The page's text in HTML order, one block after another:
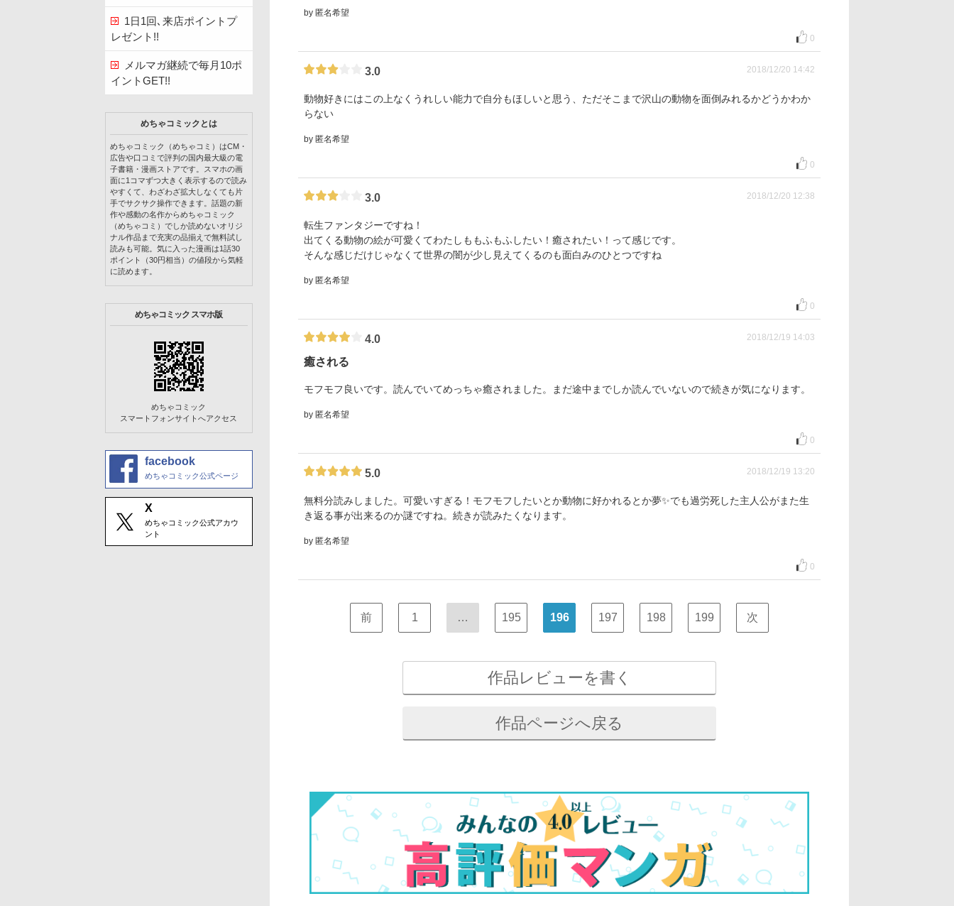
by 匿名希望
0
3.0 2018/12/20 14:42
動物好きにはこの上なくうれしい能力で自分もほしいと思う、ただそこまで沢山の動物を面倒みれるかどうかわか
らない
by 匿名希望
0
3.0 2018/12/20 12:38
転生ファンタジーですね！
出てくる動物の絵が可愛くてわたしももふもふしたい！癒されたい！って感じです。
そんな感じだけじゃなくて世界の闇が少し見えてくるのも面白みのひとつですね
by 匿名希望
0
4.0 2018/12/19 14:03
癒される
モフモフ良いです。読んでいてめっちゃ癒されました。まだ途中までしか読んでいないので続きが気になります。
by 匿名希望
0
5.0 2018/12/19 13:20
無料分読みしました。可愛いすぎる！モフモフしたいとか動物に好かれるとか夢✨でも過労死した主人公がまた生
き返る事が出来るのか謎ですね。続きが読みたくなります。
by 匿名希望
0
前 1 … 195 196 197 198 199 次
作品レビューを書く
作品ページへ戻る
1日1回､来店ポイントプ
レゼント!!
メルマガ継続で毎月10ポ
イントGET!!
めちゃコミックとは
めちゃコミック（めちゃコミ）はCM・
広告や口コミで評判の国内最大級の電
子書籍・漫画ストアです。スマホの画
面に1コマずつ大きく表示するので読み
やすくて、わざわざ拡大しなくても片
手でサクサク操作できます。話題の新
作や感動の名作からめちゃコミック
（めちゃコミ）でしか読めないオリジ
ナル作品まで充実の品揃えで無料試し
読みも可能。気に入った漫画は1話30
ポイント（30円相当）の値段から気軽
に読めます。
めちゃコミック スマホ版
めちゃコミック
スマートフォンサイトへアクセス
facebook
めちゃコミック公式ページ
X
めちゃコミック公式アカウ
ント